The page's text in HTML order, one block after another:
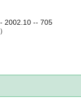
2002.10 -- 705